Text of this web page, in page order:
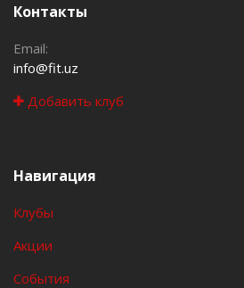
Контакты
Email:
info@fit.uz
Добавить клуб
Навигация
Клубы
Акции
События